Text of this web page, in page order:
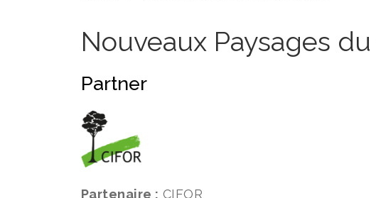
Nouveaux Paysages
Partner
Partenaire : CIFOR